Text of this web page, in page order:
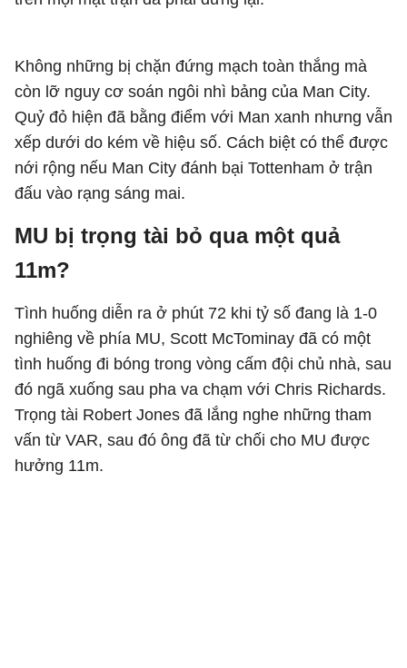
Không những bị chặn đứng mạch toàn thắng mà
còn lỡ nguy cơ soán ngôi nhì bảng của Man City.
Quỷ đỏ hiện đã bằng điểm với Man xanh nhưng vẫn
xếp dưới do kém về hiệu số. Cách biệt có thể được
nới rộng nếu Man City đánh bại Tottenham ở trận
đấu vào rạng sáng mai.
MU bị trọng tài bỏ qua một quả
11m?
Tình huống diễn ra ở phút 72 khi tỷ số đang là 1-0
nghiêng về phía MU, Scott McTominay đã có một
tình huống đi bóng trong vòng cấm đội chủ nhà, sau
đó ngã xuống sau pha va chạm với Chris Richards.
Trọng tài Robert Jones đã lắng nghe những tham
vấn từ VAR, sau đó ông đã từ chối cho MU được
hưởng 11m.